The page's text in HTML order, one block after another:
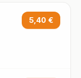
5,40 €